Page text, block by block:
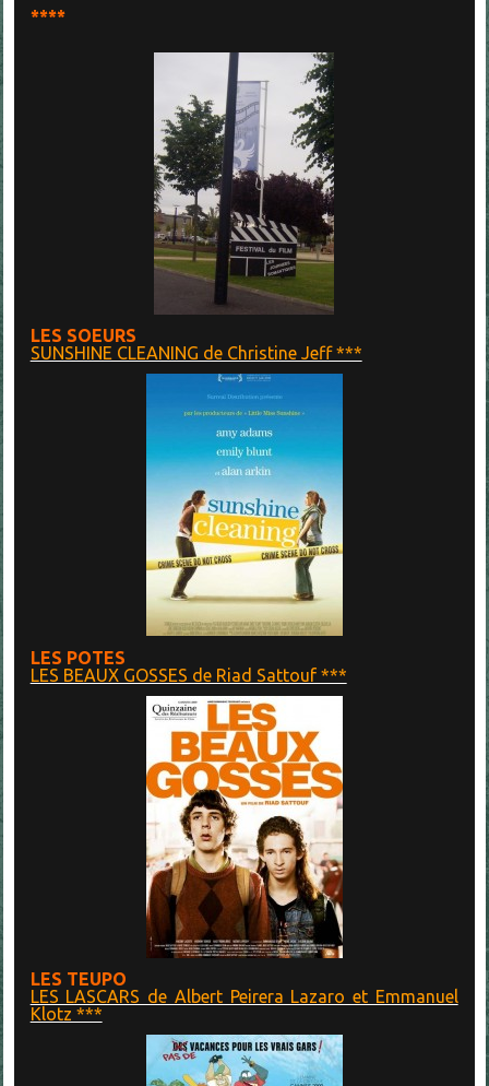
****
LES SOEURS
SUNSHINE CLEANING de Christine Jeff ***
LES POTES
LES BEAUX GOSSES de Riad Sattouf ***
LES TEUPO
LES LASCARS de Albert Peirera Lazaro et Emmanuel
Klotz ***